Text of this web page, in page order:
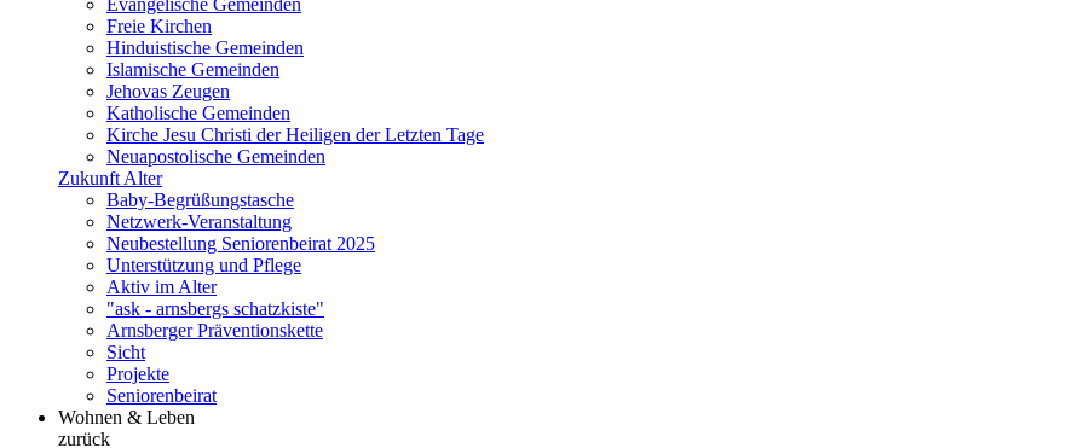
Evangelische Gemeinden
Freie Kirchen
Hinduistische Gemeinden
Islamische Gemeinden
Jehovas Zeugen
Katholische Gemeinden
Kirche Jesu Christi der Heiligen der Letzten Tage
Neuapostolische Gemeinden
Zukunft Alter
Baby-Begrüßungstasche
Netzwerk-Veranstaltung
Neubestellung Seniorenbeirat 2025
Unterstützung und Pflege
Aktiv im Alter
"ask - arnsbergs schatzkiste"
Arnsberger Präventionskette
Sicht
Projekte
Seniorenbeirat
Wohnen & Leben
zurück